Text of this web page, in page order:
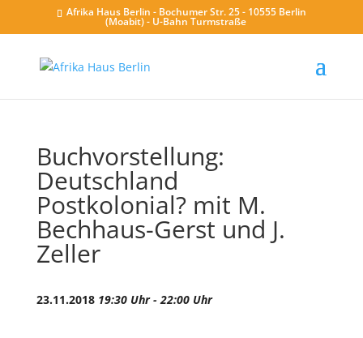
Afrika Haus Berlin - Bochumer Str. 25 - 10555 Berlin
(Moabit) - U-Bahn Turmstraße
Buchvorstellung:
Deutschland
Postkolonial? mit M.
Bechhaus-Gerst und J.
Zeller
23.11.2018 19:30 Uhr - 22:00 Uhr